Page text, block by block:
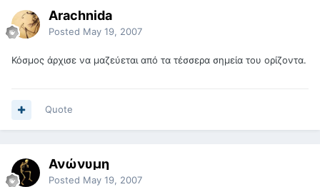
Arachnida
Posted May 19, 2007
Κόσμος άρχισε να μαζεύεται από τα τέσσερα σημεία του ορίζοντα.
Quote
Ανώνυμη
Posted May 19, 2007